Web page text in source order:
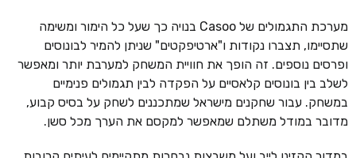
מערכת התגמולים של Casoo בנויה כך שעל כל הימור ומשימה
שתסיימו, תצברו נקודות ו"ארטיפקטים" שניתן להמיר לבונוסים
ופרסים נוספים. זה הופך את חוויית המשחק למערבת יותר ומאפשר
לשלב בין בונוסים קלאסיים על הפקדה לבין תגמולים פנימיים
במשחק. עבור שחקנים מישראל שמתכננים לשחק על בסיס קבוע,
מדובר במודל משתלם שמאפשר למקסם את הערך מכל סשן.